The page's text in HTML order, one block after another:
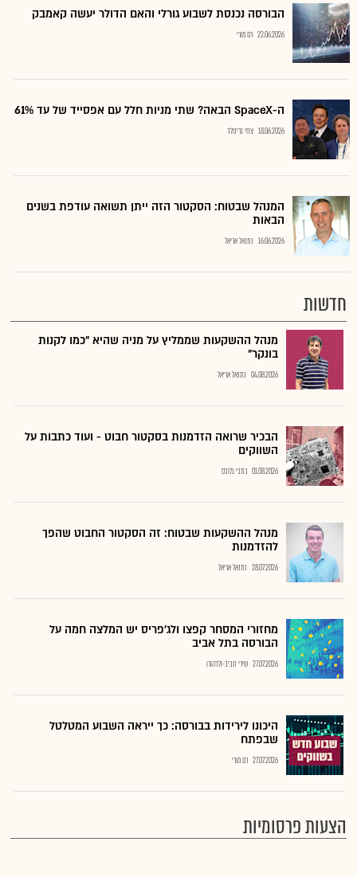
הבורסה נכנסת לשבוע גורלי והאם הדולר יעשה קאמבק
22.06.2026 רם מורי
ה-SpaceX הבאה? שתי מניות חלל עם אפסייד של עד 61%
18.06.2026 צחי גרינולד
המנהל שבטוח: הסקטור הזה ייתן תשואה עודפת בשנים
הבאות
16.06.2026 נתנאל אריאל
חדשות
מנהל ההשקעות שממליץ על מניה שהיא "כמו לקנות
בונקר"
04.08.2026 נתנאל אריאל
הבכיר שרואה הזדמנות בסקטור חבוט - ועוד כתבות על
השווקים
01.08.2026 כתבי גלובס
מנהל ההשקעות שבטוח: זה הסקטור החבוט שהפך
להזדמנות
28.07.2026 נתנאל אריאל
מחזורי המסחר קפצו ולג'פריס יש המלצה חמה על
הבורסה בתל אביב
27.07.2026 שירי חביב-ולדהורן
היכונו לירידות בבורסה: כך ייראה השבוע המטלטל
שבפתח
27.07.2026 רם מורי
הצעות פרסומיות